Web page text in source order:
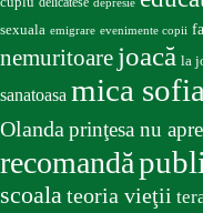
sexuala emigrare evenimente copii
nemuritoare joacă la
sanatoasa mica sofia
Olandaprinţesa nu
recomandă
scoalateoria vieţii